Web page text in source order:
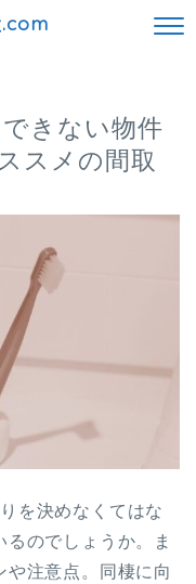
きない物件
スメの間取
を決めなくてはな
のでしょうか。ま
注意点。同棲に向